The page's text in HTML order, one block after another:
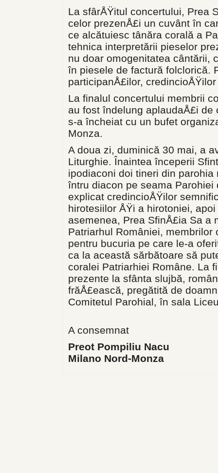
La sfârÅŸitul concertului, Prea
celor prezenÅ£i un cuvânt în
ce alcătuiesc tânăra corală a
tehnica interpretării pieselor
nu doar omogenitatea cântării,
în piesele de factură folclorică.
participanÅ£ilor,
La finalul concertului membrii
au fost îndelung aplaudaÅ£i
s-a încheiat cu un bufet
Monza.
A doua zi, duminică 30 mai, a
Liturghie. Înaintea începerii
ipodiaconi doi tineri din
întru diacon pe seama
explicat credincioÅŸilor
hirotesiilor ÅŸi a hirotoniei,
asemenea, Prea SfinÅ£ia Sa a
Patriarhul României,
pentru bucuria pe care le-a
ca la această sărbătoare să
coralei Patriarhiei Române. La
prezente la sfânta slujbă,
frăÅ£ească, pregătită de
Comitetul Parohial, în sala
A consemnat
Preot Pompiliu Nacu
Milano Nord-Monza